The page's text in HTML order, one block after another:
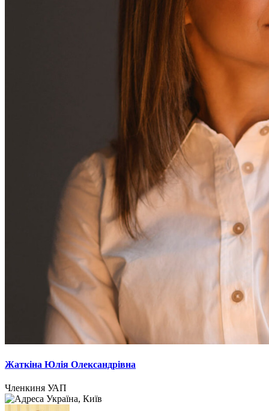
Жаткіна Юлія Олександрівна
Членкиня УАП
Україна, Київ